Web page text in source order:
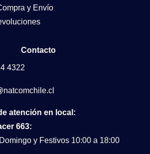
y Envío
Contacto
4322
atención en local:
663:
y Festivos 10:00 a 18:00